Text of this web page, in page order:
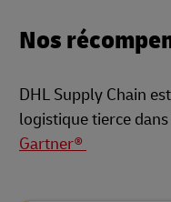
Nos
DHL Supply Chain
logistique tierce
Gartner®